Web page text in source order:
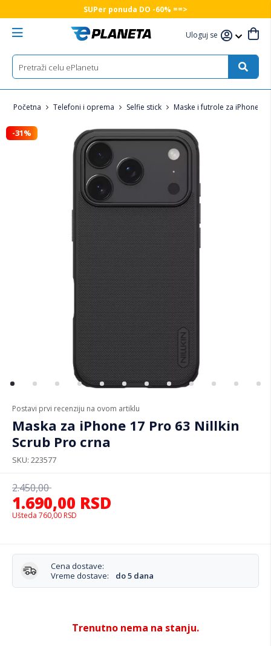
SUPer ponuda DO -60% ==>
Uloguj se
Početna Telefoni i oprema Selfie stick Maske i futrole za iPhone
Postavi prvi recenziju na ovom artiklu
Maska za iPhone 17 Pro 63 Nillkin
Scrub Pro crna
SKU 223577
1.690,00 RSD
2.450,00
Ušteda 760,00 RSD
Cena dostave:
Vreme dostave:
do 5 dana
Trenutno nema na stanju.
-31%